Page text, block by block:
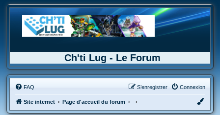
Ch'ti Lug - Le Forum
FAQ Connexion
S’enregistrer
Site internet Page d'accueil du forum